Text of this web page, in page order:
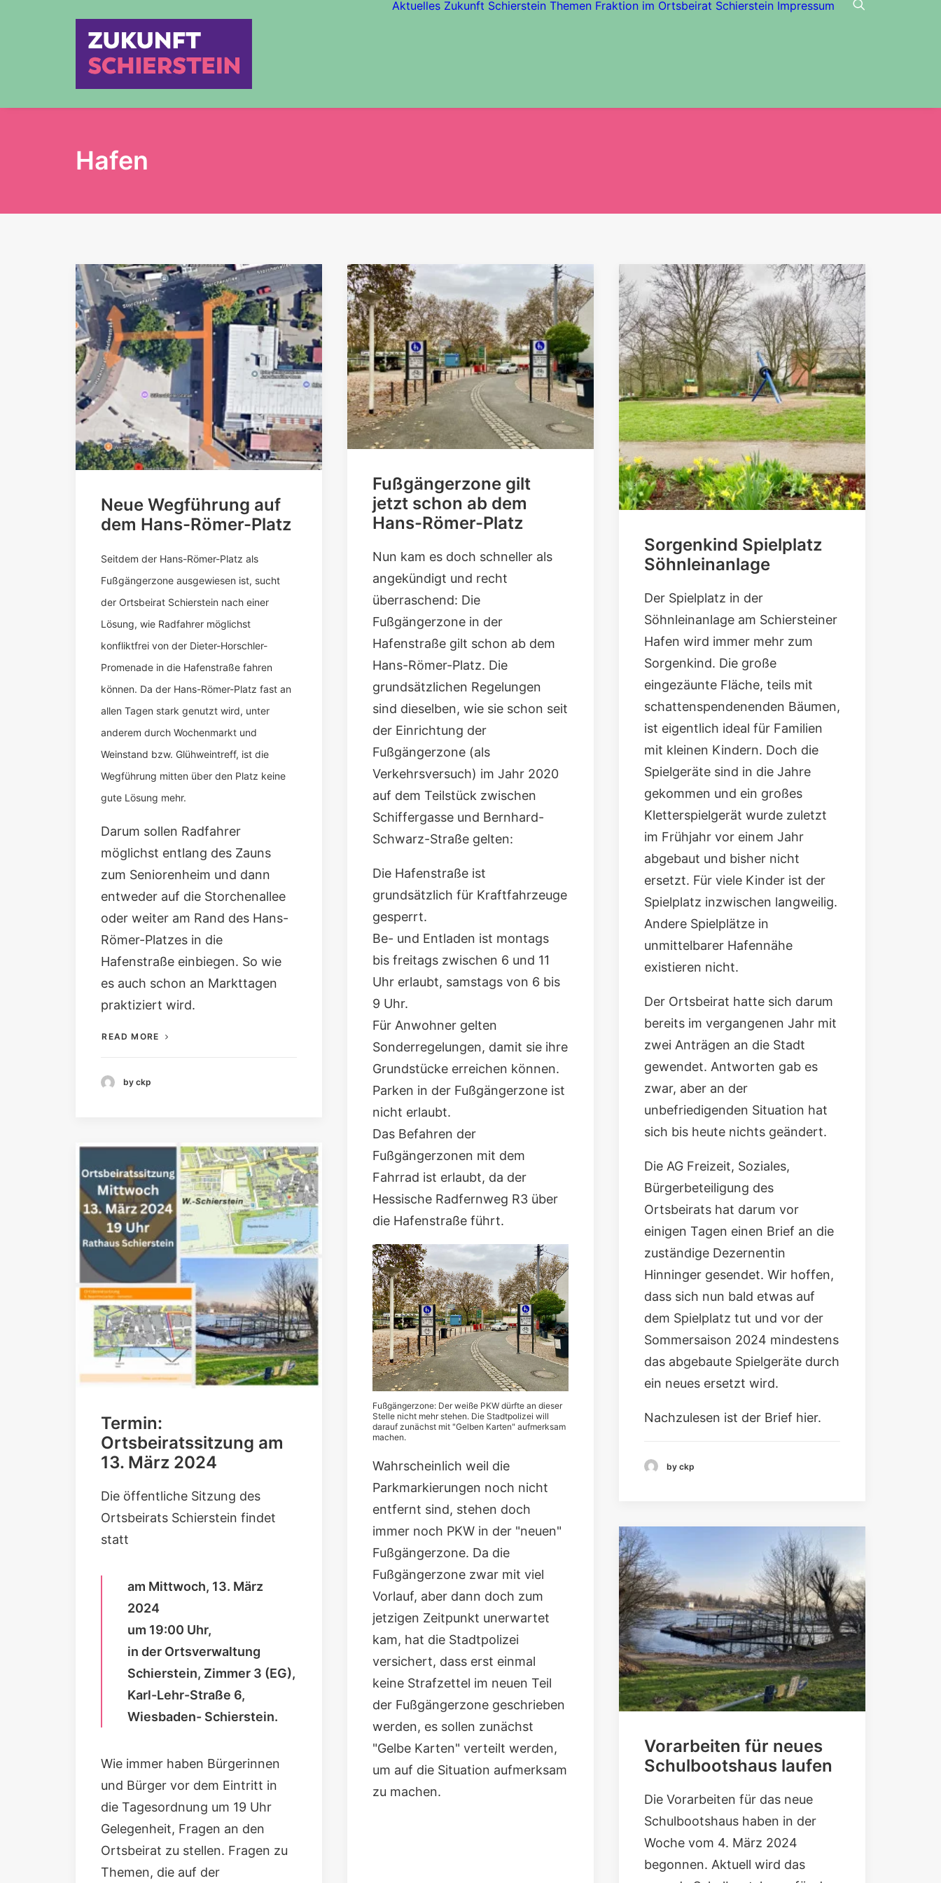
Aktuelles Zukunft Schierstein Themen Fraktion im Ortsbeirat Schierstein Impressum
Hafen
Neue Wegführung auf
dem Hans-Römer-Platz
Seitdem der Hans-Römer-Platz als
Fußgängerzone ausgewiesen ist, sucht
der Ortsbeirat Schierstein nach einer
Lösung, wie Radfahrer möglichst
konfliktfrei von der Dieter-Horschler-
Promenade in die Hafenstraße fahren
können. Da der Hans-Römer-Platz fast an
allen Tagen stark genutzt wird, unter
anderem durch Wochenmarkt und
Weinstand bzw. Glühweintreff, ist die
Wegführung mitten über den Platz keine
gute Lösung mehr.
Darum sollen Radfahrer
möglichst entlang des Zauns
zum Seniorenheim und dann
entweder auf die Storchenallee
oder weiter am Rand des Hans-
Römer-Platzes in die
Hafenstraße einbiegen. So wie
es auch schon an Markttagen
praktiziert wird.
READ MORE
by ckp
Fußgängerzone gilt
jetzt schon ab dem
Hans-Römer-Platz
Nun kam es doch schneller als
angekündigt und recht
überraschend: Die
Fußgängerzone in der
Hafenstraße gilt schon ab dem
Hans-Römer-Platz. Die
grundsätzlichen Regelungen
sind dieselben, wie sie schon seit
der Einrichtung der
Fußgängerzone (als
Verkehrsversuch) im Jahr 2020
auf dem Teilstück zwischen
Schiffergasse und Bernhard-
Schwarz-Straße gelten:
Die Hafenstraße ist
grundsätzlich für Kraftfahrzeuge
gesperrt.
Be- und Entladen ist montags
bis freitags zwischen 6 und 11
Uhr erlaubt, samstags von 6 bis
9 Uhr.
Für Anwohner gelten
Sonderregelungen, damit sie ihre
Grundstücke erreichen können.
Parken in der Fußgängerzone ist
nicht erlaubt.
Das Befahren der
Fußgängerzonen mit dem
Fahrrad ist erlaubt, da der
Hessische Radfernweg R3 über
die Hafenstraße führt.
Fußgängerzone: Der weiße PKW dürfte an dieser
Stelle nicht mehr stehen. Die Stadtpolizei will
darauf zunächst mit "Gelben Karten" aufmerksam
machen.
Wahrscheinlich weil die
Parkmarkierungen noch nicht
entfernt sind, stehen doch
immer noch PKW in der "neuen"
Fußgängerzone. Da die
Fußgängerzone zwar mit viel
Vorlauf, aber dann doch zum
jetzigen Zeitpunkt unerwartet
kam, hat die Stadtpolizei
versichert, dass erst einmal
keine Strafzettel im neuen Teil
der Fußgängerzone geschrieben
werden, es sollen zunächst
"Gelbe Karten" verteilt werden,
um auf die Situation aufmerksam
zu machen.
Sorgenkind Spielplatz
Söhnleinanlage
Der Spielplatz in der
Söhnleinanlage am Schiersteiner
Hafen wird immer mehr zum
Sorgenkind. Die große
eingezäunte Fläche, teils mit
schattenspendenenden Bäumen,
ist eigentlich ideal für Familien
mit kleinen Kindern. Doch die
Spielgeräte sind in die Jahre
gekommen und ein großes
Kletterspielgerät wurde zuletzt
im Frühjahr vor einem Jahr
abgebaut und bisher nicht
ersetzt. Für viele Kinder ist der
Spielplatz inzwischen langweilig.
Andere Spielplätze in
unmittelbarer Hafennähe
existieren nicht.
Der Ortsbeirat hatte sich darum
bereits im vergangenen Jahr mit
zwei Anträgen an die Stadt
gewendet. Antworten gab es
zwar, aber an der
unbefriedigenden Situation hat
sich bis heute nichts geändert.
Die AG Freizeit, Soziales,
Bürgerbeteiligung des
Ortsbeirats hat darum vor
einigen Tagen einen Brief an die
zuständige Dezernentin
Hinninger gesendet. Wir hoffen,
dass sich nun bald etwas auf
dem Spielplatz tut und vor der
Sommersaison 2024 mindestens
das abgebaute Spielgeräte durch
ein neues ersetzt wird.
Nachzulesen ist der Brief hier.
by ckp
Termin:
Ortsbeiratssitzung am
13. März 2024
Die öffentliche Sitzung des
Ortsbeirats Schierstein findet
statt
am Mittwoch, 13. März
2024
um 19:00 Uhr,
in der Ortsverwaltung
Schierstein, Zimmer 3 (EG),
Karl-Lehr-Straße 6,
Wiesbaden- Schierstein.
Wie immer haben Bürgerinnen
und Bürger vor dem Eintritt in
die Tagesordnung um 19 Uhr
Gelegenheit, Fragen an den
Ortsbeirat zu stellen. Fragen zu
Themen, die auf der
Vorarbeiten für neues
Schulbootshaus laufen
Die Vorarbeiten für das neue
Schulbootshaus haben in der
Woche vom 4. März 2024
begonnen. Aktuell wird das